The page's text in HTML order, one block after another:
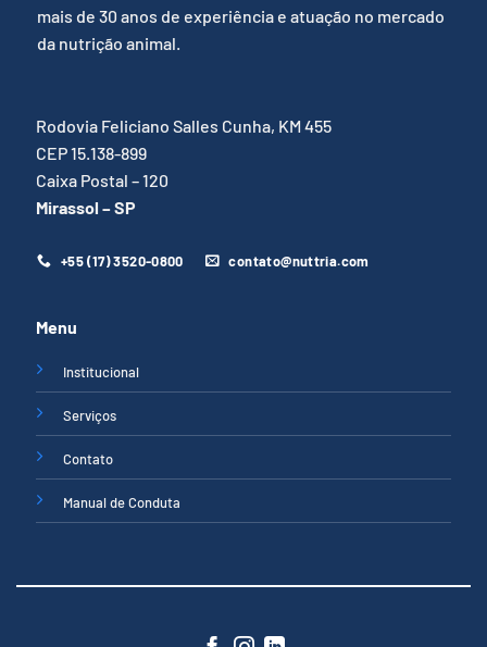
mais de 30 anos de experiência e atuação no mercado
da nutrição animal.
Rodovia Feliciano Salles Cunha, KM 455
CEP 15.138-899
Caixa Postal – 120
Mirassol – SP
+55 (17) 3520-0800 contato@nuttria.com
Menu
Institucional
Serviços
Contato
Manual de Conduta